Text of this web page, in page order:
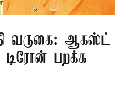
வருகை: ஆகஸ்ட்
டிரோன் பறக்க